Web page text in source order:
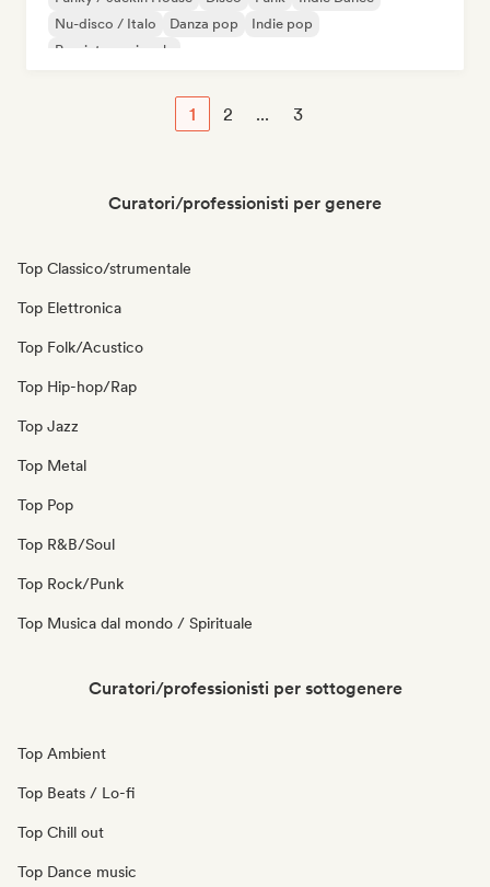
Nu-disco / Italo
Danza pop
Indie pop
Pop internazionale
1 2 ... 3
Curatori/professionisti per genere
Top Classico/strumentale
Top Elettronica
Top Folk/Acustico
Top Hip-hop/Rap
Top Jazz
Top Metal
Top Pop
Top R&B/Soul
Top Rock/Punk
Top Musica dal mondo / Spirituale
Curatori/professionisti per sottogenere
Top Ambient
Top Beats / Lo-fi
Top Chill out
Top Dance music